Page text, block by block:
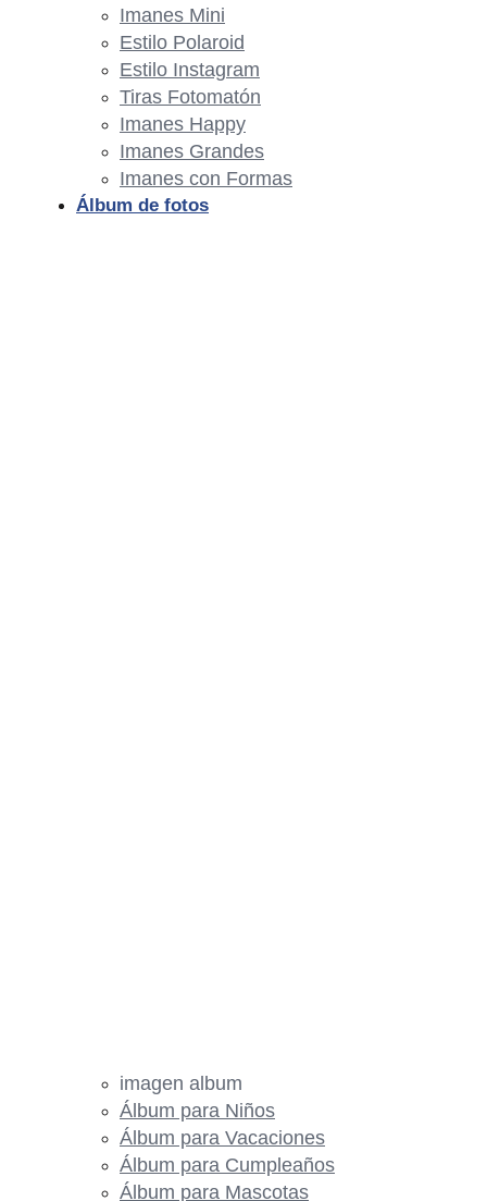
Imanes Mini
Estilo Polaroid
Estilo Instagram
Tiras Fotomatón
Imanes Happy
Imanes Grandes
Imanes con Formas
Álbum de fotos
imagen album
Álbum para Niños
Álbum para Vacaciones
Álbum para Cumpleaños
Álbum para Mascotas